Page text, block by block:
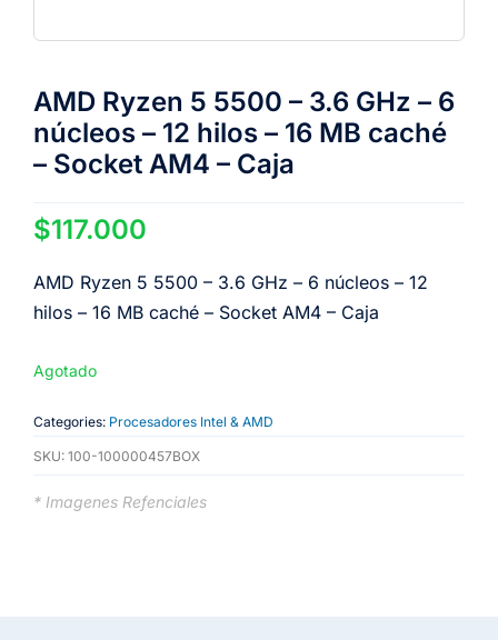
AMD Ryzen 5 5500 – 3.6 GHz – 6
núcleos – 12 hilos – 16 MB caché
– Socket AM4 – Caja
$117.000
AMD Ryzen 5 5500 – 3.6 GHz – 6 núcleos – 12
hilos – 16 MB caché – Socket AM4 – Caja
Agotado
Categories: Procesadores Intel & AMD
SKU: 100-100000457BOX
* Imagenes Refenciales